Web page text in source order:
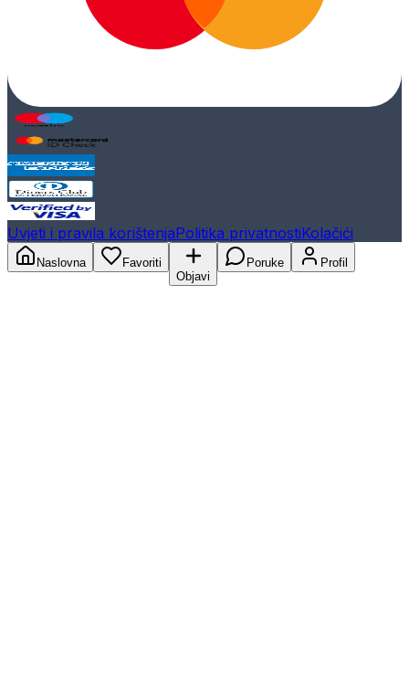
Uvjeti i pravila korištenjaPolitika privatnostiKolačići
Naslovna
Favoriti
Objavi
Poruke Profil